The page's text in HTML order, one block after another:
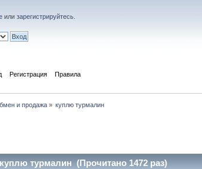
илизарегистрируйтесь
Регистрация Правила
и продажа » куплю турмалин
турмалин (Прочитано 1472 раз)